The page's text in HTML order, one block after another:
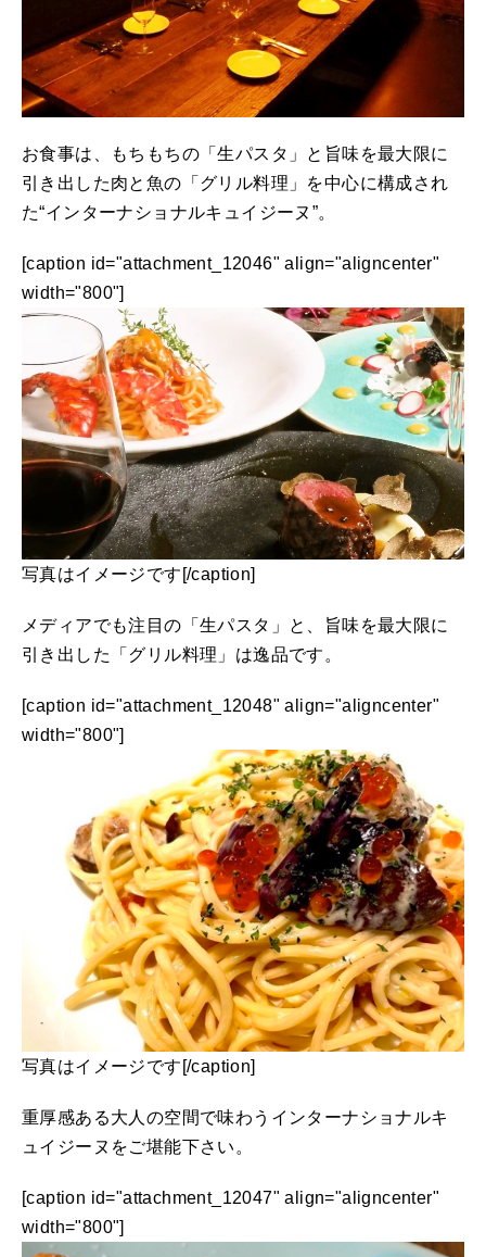
お食事は、もちもちの「生パスタ」と旨味を最大限に
引き出した肉と魚の「グリル料理」を中心に構成され
た“インターナショナルキュイジーヌ”。
[caption id="attachment_12046" align="aligncenter"
width="800"]
写真はイメージです[/caption]
メディアでも注目の「生パスタ」と、旨味を最大限に
引き出した「グリル料理」は逸品です。
[caption id="attachment_12048" align="aligncenter"
width="800"]
写真はイメージです[/caption]
重厚感ある大人の空間で味わうインターナショナルキ
ュイジーヌをご堪能下さい。
[caption id="attachment_12047" align="aligncenter"
width="800"]